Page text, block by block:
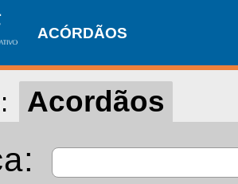
ACÓRDÃOS
Acordãos